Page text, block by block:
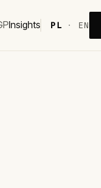
Insights PL· EN